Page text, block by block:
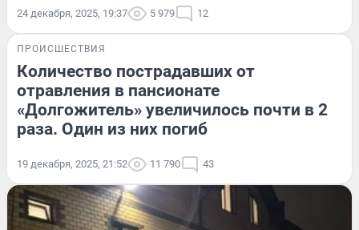
24 декабря, 2025, 19:37 5 979 12
ПРОИСШЕСТВИЯ
Количество пострадавших от
отравления в пансионате
«Долгожитель» увеличилось почти в 2
раза. Один из них погиб
19 декабря, 2025, 21:52 11 790 43